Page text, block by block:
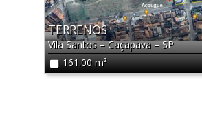
TERRENOS
Vila Santos–Caçapava–SP
161.00 m²